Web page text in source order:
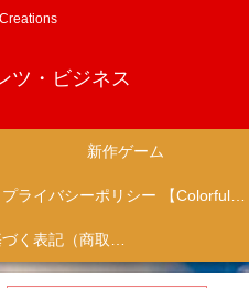
ツ・ビジネス
新作ゲーム
プライバシーポリシー 【Colorful Creation】
特定商取引法に基づく表記（商取引に関する開示）